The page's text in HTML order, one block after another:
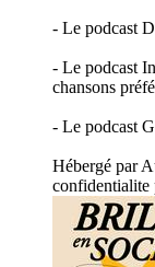
- Le podcast
- Le podcast
chansons
- Le podcast
Hébergé par
confidentialite